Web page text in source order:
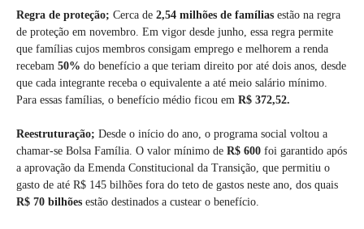
Regra de proteção; Cerca de 2,54 milhões de famílias estão na regra
de proteção em novembro. Em vigor desde junho, essa regra permite
que famílias cujos membros consigam emprego e melhorem a renda
recebam 50% do benefício a que teriam direito por até dois anos, desde
que cada integrante receba o equivalente a até meio salário mínimo.
Para essas famílias, o benefício médio ficou em R$ 372,52.
Reestruturação; Desde o início do ano, o programa social voltou a
chamar-se Bolsa Família. O valor mínimo de R$ 600 foi garantido após
a aprovação da Emenda Constitucional da Transição, que permitiu o
gasto de até R$ 145 bilhões fora do teto de gastos neste ano, dos quais
R$ 70 bilhões estão destinados a custear o benefício.